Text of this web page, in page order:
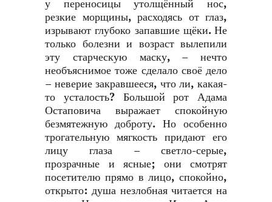
у переносицы утолщённый нос,
резкие морщины, расходясь от глаз,
изрывают глубоко запавшие щёки. Не
только болезни и возраст вылепили
эту старческую маску, – нечто
необъяснимое тоже сделало своё дело
– неверие закравшееся, что ли, какая-
то усталость? Большой рот Адама
Остаповича выражает спокойную
безмятежную доброту. Но особенно
трогательную мягкость придают его
лицу глаза – светло-серые,
прозрачные и ясные; они смотрят
посетителю прямо в лицо, спокойно,
открыто: душа незлобная читается на